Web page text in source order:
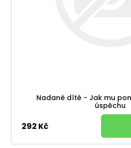
Nadané dítě - Jak mu
úspěchu
292 Kč